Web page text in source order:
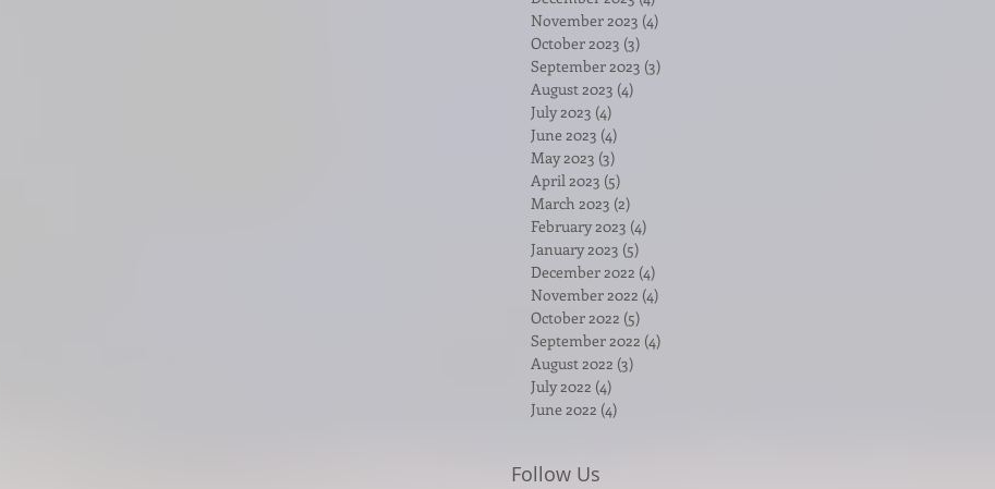
November 2023 (4)
October 2023 (3)
September 2023 (3)
August 2023 (4)
July 2023 (4)
June 2023 (4)
May 2023 (3)
April 2023 (5)
March 2023 (2)
February 2023 (4)
January 2023 (5)
December 2022 (4)
November 2022 (4)
October 2022 (5)
September 2022 (4)
August 2022 (3)
July 2022 (4)
June 2022 (4)
Follow Us